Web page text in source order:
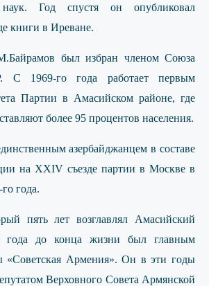
наук. Год спустя он опубликовал
книги в Иреване.
был избран членом Союза
С 1969-го года работает первым
Партии в Амасийском районе, где
более 95 процентов населения.
азербайджанцем в составе
на XXIV съезде партии в Москве в
года.
пять лет возглавлял Амасийский
года до конца жизни был главным
«Советская Армения». Он в эти годы
Верховного Совета Армянской